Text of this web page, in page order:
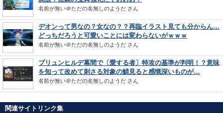
名前が無い＠ただの名無しのようだ さん
デオンって男なの？女なの？？再臨イラスト見ても分からん…
どっちだろうと可愛いことには変わらないがｗｗｗ
名前が無い＠ただの名無しのようだ さん
ブリュンヒルデ幕間で〔愛する者〕特攻の基準が判明！？意味
を知って改めて刺さる対象の鯖見ると感慨深いものが…
名前が無い＠ただの名無しのようだ さん
関連サイトリンク集